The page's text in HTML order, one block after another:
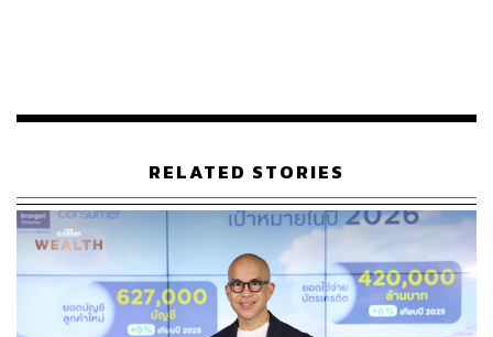
RELATED STORIES